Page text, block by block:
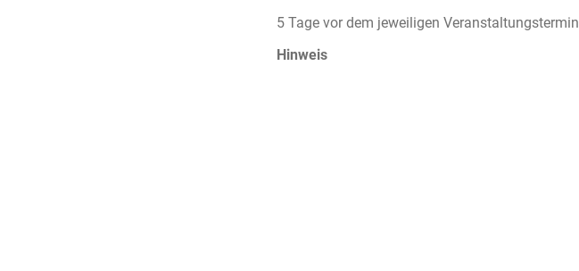
5 Tage vor dem jeweiligen Veranstaltungstermin
Hinweis